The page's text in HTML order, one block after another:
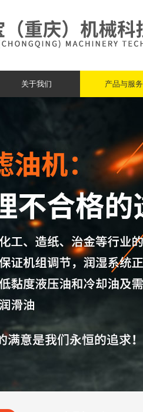
关于我们 产品与服务